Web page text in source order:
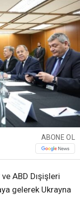
ABONE OL
ABD Dışişleri
gelerek Ukrayna